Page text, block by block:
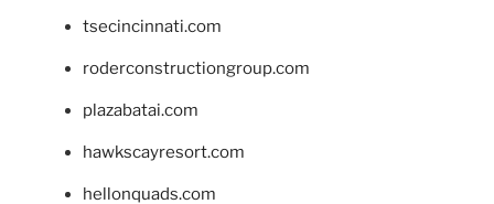
tsecincinnati.com
roderconstructiongroup.com
plazabatai.com
hawkscayresort.com
hellonquads.com